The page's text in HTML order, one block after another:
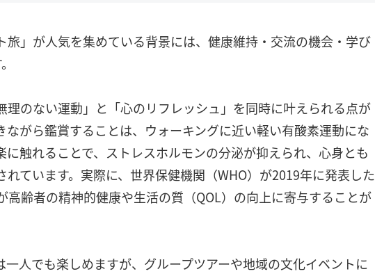
旅」が人気を集めている背景には、健康維持・交流の機会・学び
理のない運動」と「心のリフレッシュ」を同時に叶えられる点が
ながら鑑賞することは、ウォーキングに近い軽い有酸素運動にな
に触れることで、ストレスホルモンの分泌が抑えられ、心身とも
ています。実際に、世界保健機関（WHO）が2019年に発表した
高齢者の精神的健康や生活の質（QOL）の向上に寄与することが
人でも楽しめますが、グループツアーや地域の文化イベントに